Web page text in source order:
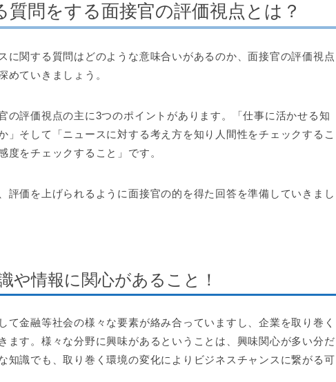
質問をする面接官の評価視点とは？
に関する質問はどのような意味合いがあるのか、面接官の評価視点
めていきましょう。
の評価視点の主に3つのポイントがあります。「仕事に活かせる知
」そして「ニュースに対する考え方を知り人間性をチェックするこ
度をチェックすること」です。
評価を上げられるように面接官の的を得た回答を準備していきまし
や情報に関心があること！
て金融等社会の様々な要素が絡み合っていますし、企業を取り巻く
ます。様々な分野に興味があるということは、興味関心が多い分だ
知識でも、取り巻く環境の変化によりビジネスチャンスに繋がる可